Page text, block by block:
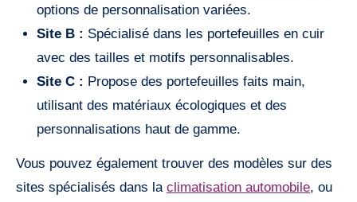
options de personnalisation variées.
Site B : Spécialisé dans les portefeuilles en cuir
avec des tailles et motifs personnalisables.
Site C : Propose des portefeuilles faits main,
utilisant des matériaux écologiques et des
personnalisations haut de gamme.
Vous pouvez également trouver des modèles sur des
sites spécialisés dans la climatisation automobile, ou